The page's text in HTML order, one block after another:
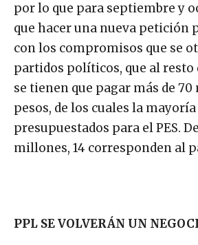
por lo que para septiembre y
que hacer una nueva petición
con los compromisos que se
partidos políticos, que al resto
se tienen que pagar más de
pesos, de los cuales la
presupuestados para el PES.
millones, 14 corresponden al
PPL SE VOLVERÁN UN